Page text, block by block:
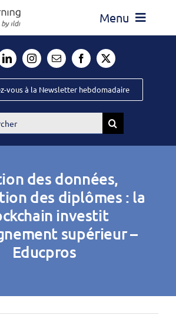
Menu
vous à la Newsletter hebdomadaire
des données,
des diplômes : la
investit
supérieur –
Educpros